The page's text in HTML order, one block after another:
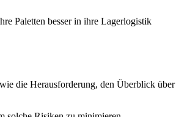
Paletten besser in ihre Lagerlogistik
die Herausforderung, den Überblick über